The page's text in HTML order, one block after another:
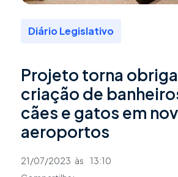
Diário Legislativo
Projeto torna
criação de
cães e gatos em
aeroportos
21/07/2023 às
13:10